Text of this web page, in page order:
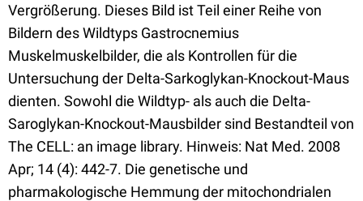
Vergrößerung. Dieses Bild ist Teil einer Reihe von
Bildern des Wildtyps Gastrocnemius
Muskelmuskelbilder, die als Kontrollen für die
Untersuchung der Delta-Sarkoglykan-Knockout-Maus
dienten. Sowohl die Wildtyp- als auch die Delta-
Saroglykan-Knockout-Mausbilder sind Bestandteil von
The CELL: an image library. Hinweis: Nat Med. 2008
Apr; 14 (4): 442-7. Die genetische und
pharmakologische Hemmung der mitochondrialen